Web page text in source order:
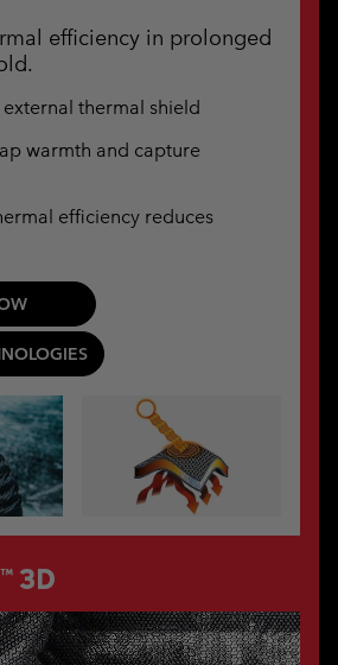
efficiency in prolonged
thermal shield
warmth and capture
efficiency reduces
3D